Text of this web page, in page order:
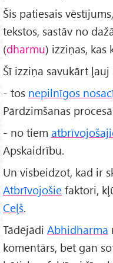
Šis patiesais
tekstos, sastāv no
(dharmu) izziņas, kas
Šī izziņa savukārt ļauj
- tos nepilnīgos
Pārdzimšanas procesā
- no tiem
Apskaidrību.
Un visbeidzot, kad ir
Atbrīvojošie faktori,
Ceļš.
Tādējādi Abhidharma
komentārs, bet gan